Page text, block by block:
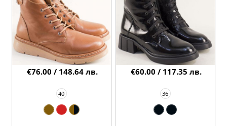
40
€76.00 / 148.64 лв.
36
€60.00 / 117.35 лв.